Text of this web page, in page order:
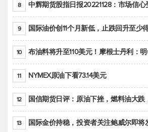
8 中辉期货股指日报20221128：市场信
9 国际油价创11个月新低，止跌回升至少
10 布油料将升至110美元！摩根士丹利：明年
11 NYMEX原油下看73.14美元
12 国信期货日评：原油下挫，燃料油大跌
13 国际金价持稳，投资者关注鲍威尔即将